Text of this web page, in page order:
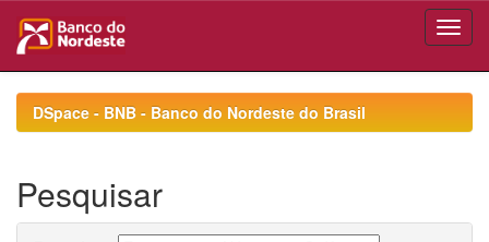
navigationDSpace - BNB - Banco do Nordeste do Brasil
Pesquisar